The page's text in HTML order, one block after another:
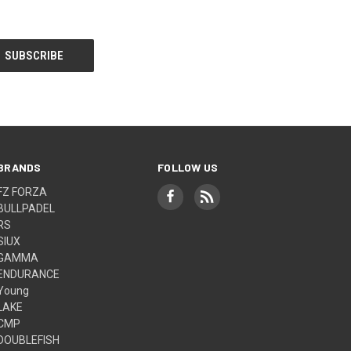
FORZA
LAKE
FOLLOW US